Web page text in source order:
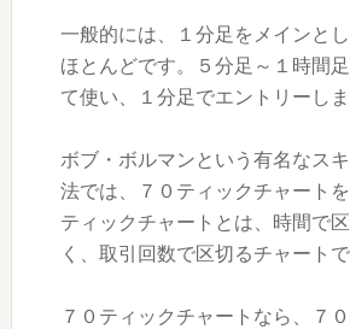
一般的には、１分足をメインと
ほとんどです。５分足～１時間
て使い、１分足でエントリーしま
ボブ・ボルマンという有名なス
法では、７０ティックチャートを
ティックチャートとは、時間で
く、取引回数で区切るチャートで
７０ティックチャートなら、７